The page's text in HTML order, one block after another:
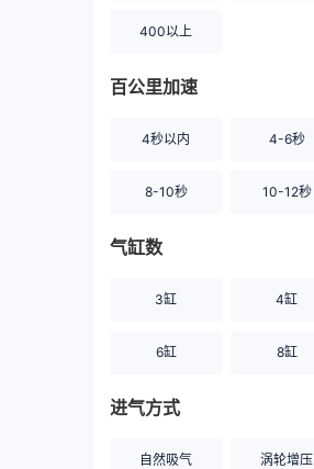
400以上
百公里加速
4秒以内 4-6秒
8-10秒 10-12秒
气缸数
3缸 4缸
6缸 8缸
进气方式
自然吸气 涡轮增压